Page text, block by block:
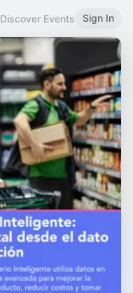
Discover Events Sign In